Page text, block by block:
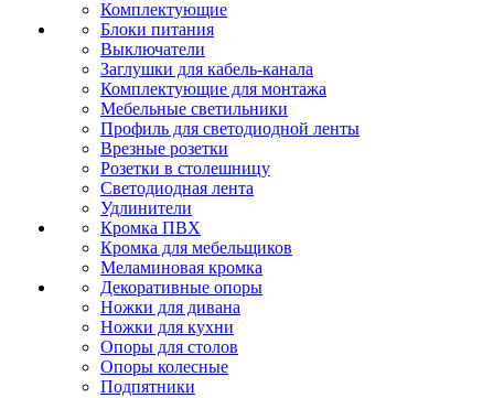
Комплектующие
Блоки питания
Выключатели
Заглушки для кабель-канала
Комплектующие для монтажа
Мебельные светильники
Профиль для светодиодной ленты
Врезные розетки
Розетки в столешницу
Светодиодная лента
Удлинители
Кромка ПВХ
Кромка для мебельщиков
Меламиновая кромка
Декоративные опоры
Ножки для дивана
Ножки для кухни
Опоры для столов
Опоры колесные
Подпятники